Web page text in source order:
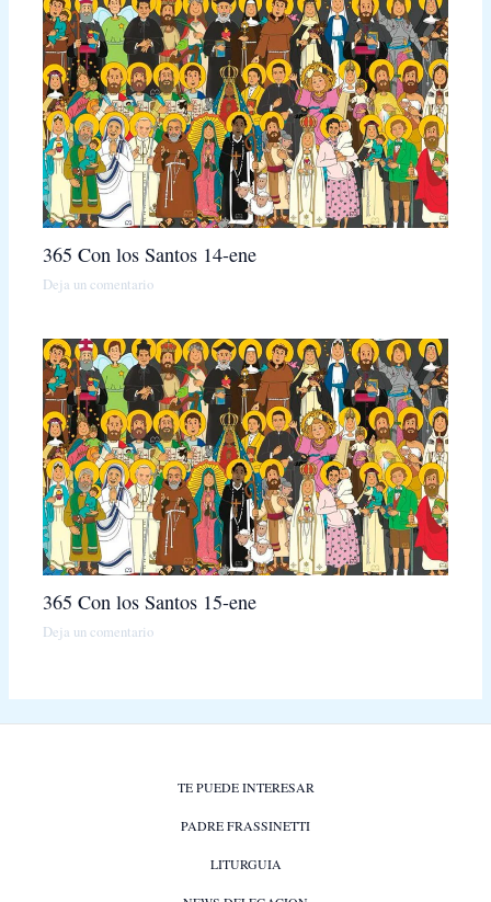
365 Con los Santos 14-ene
Deja un comentario
365 Con los Santos 15-ene
Deja un comentario
TE PUEDE INTERESAR
PADRE FRASSINETTI
LITURGUIA